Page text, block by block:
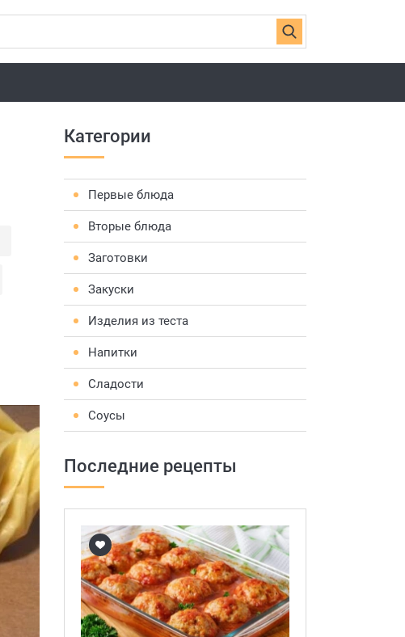
Категории
Первые блюда
Вторые блюда
Заготовки
Закуски
Изделия из теста
Напитки
Сладости
Соусы
Последние рецепты